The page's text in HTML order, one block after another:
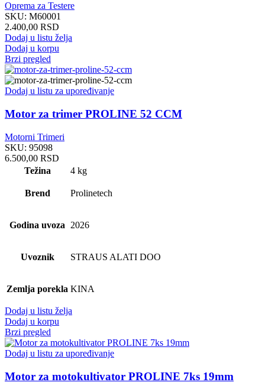
Oprema za Testere
SKU: M60001
2.400,00 RSD
Dodaj u listu želja
Dodaj u korpu
Brzi pregled
Dodaj u listu za upoređivanje
Motor za trimer PROLINE 52 CCM
Motorni Trimeri
SKU: 95098
6.500,00 RSD
Težina
4 kg
Brend Prolinetech
Godina uvoza 2026
Uvoznik STRAUS ALATI DOO
Zemlja porekla KINA
Dodaj u listu želja
Dodaj u korpu
Brzi pregled
Dodaj u listu za upoređivanje
Motor za motokultivator PROLINE 7ks 19mm